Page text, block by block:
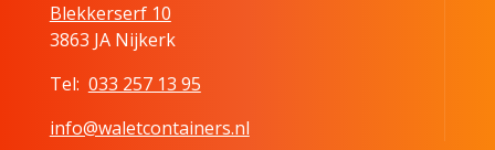
Blekkerserf 10
3863 JA Nijkerk
Tel: 033 257 13 95
info@waletcontainers.nl